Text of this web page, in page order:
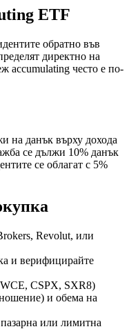
ETF
обратно във
директно на
accumulating често е по-
на данък върху дохода
се дължи 10% данък
се облагат с 5%
Revolut, или
и верифицирайте
CSPX, SXR8)
и обема на
или лимитна